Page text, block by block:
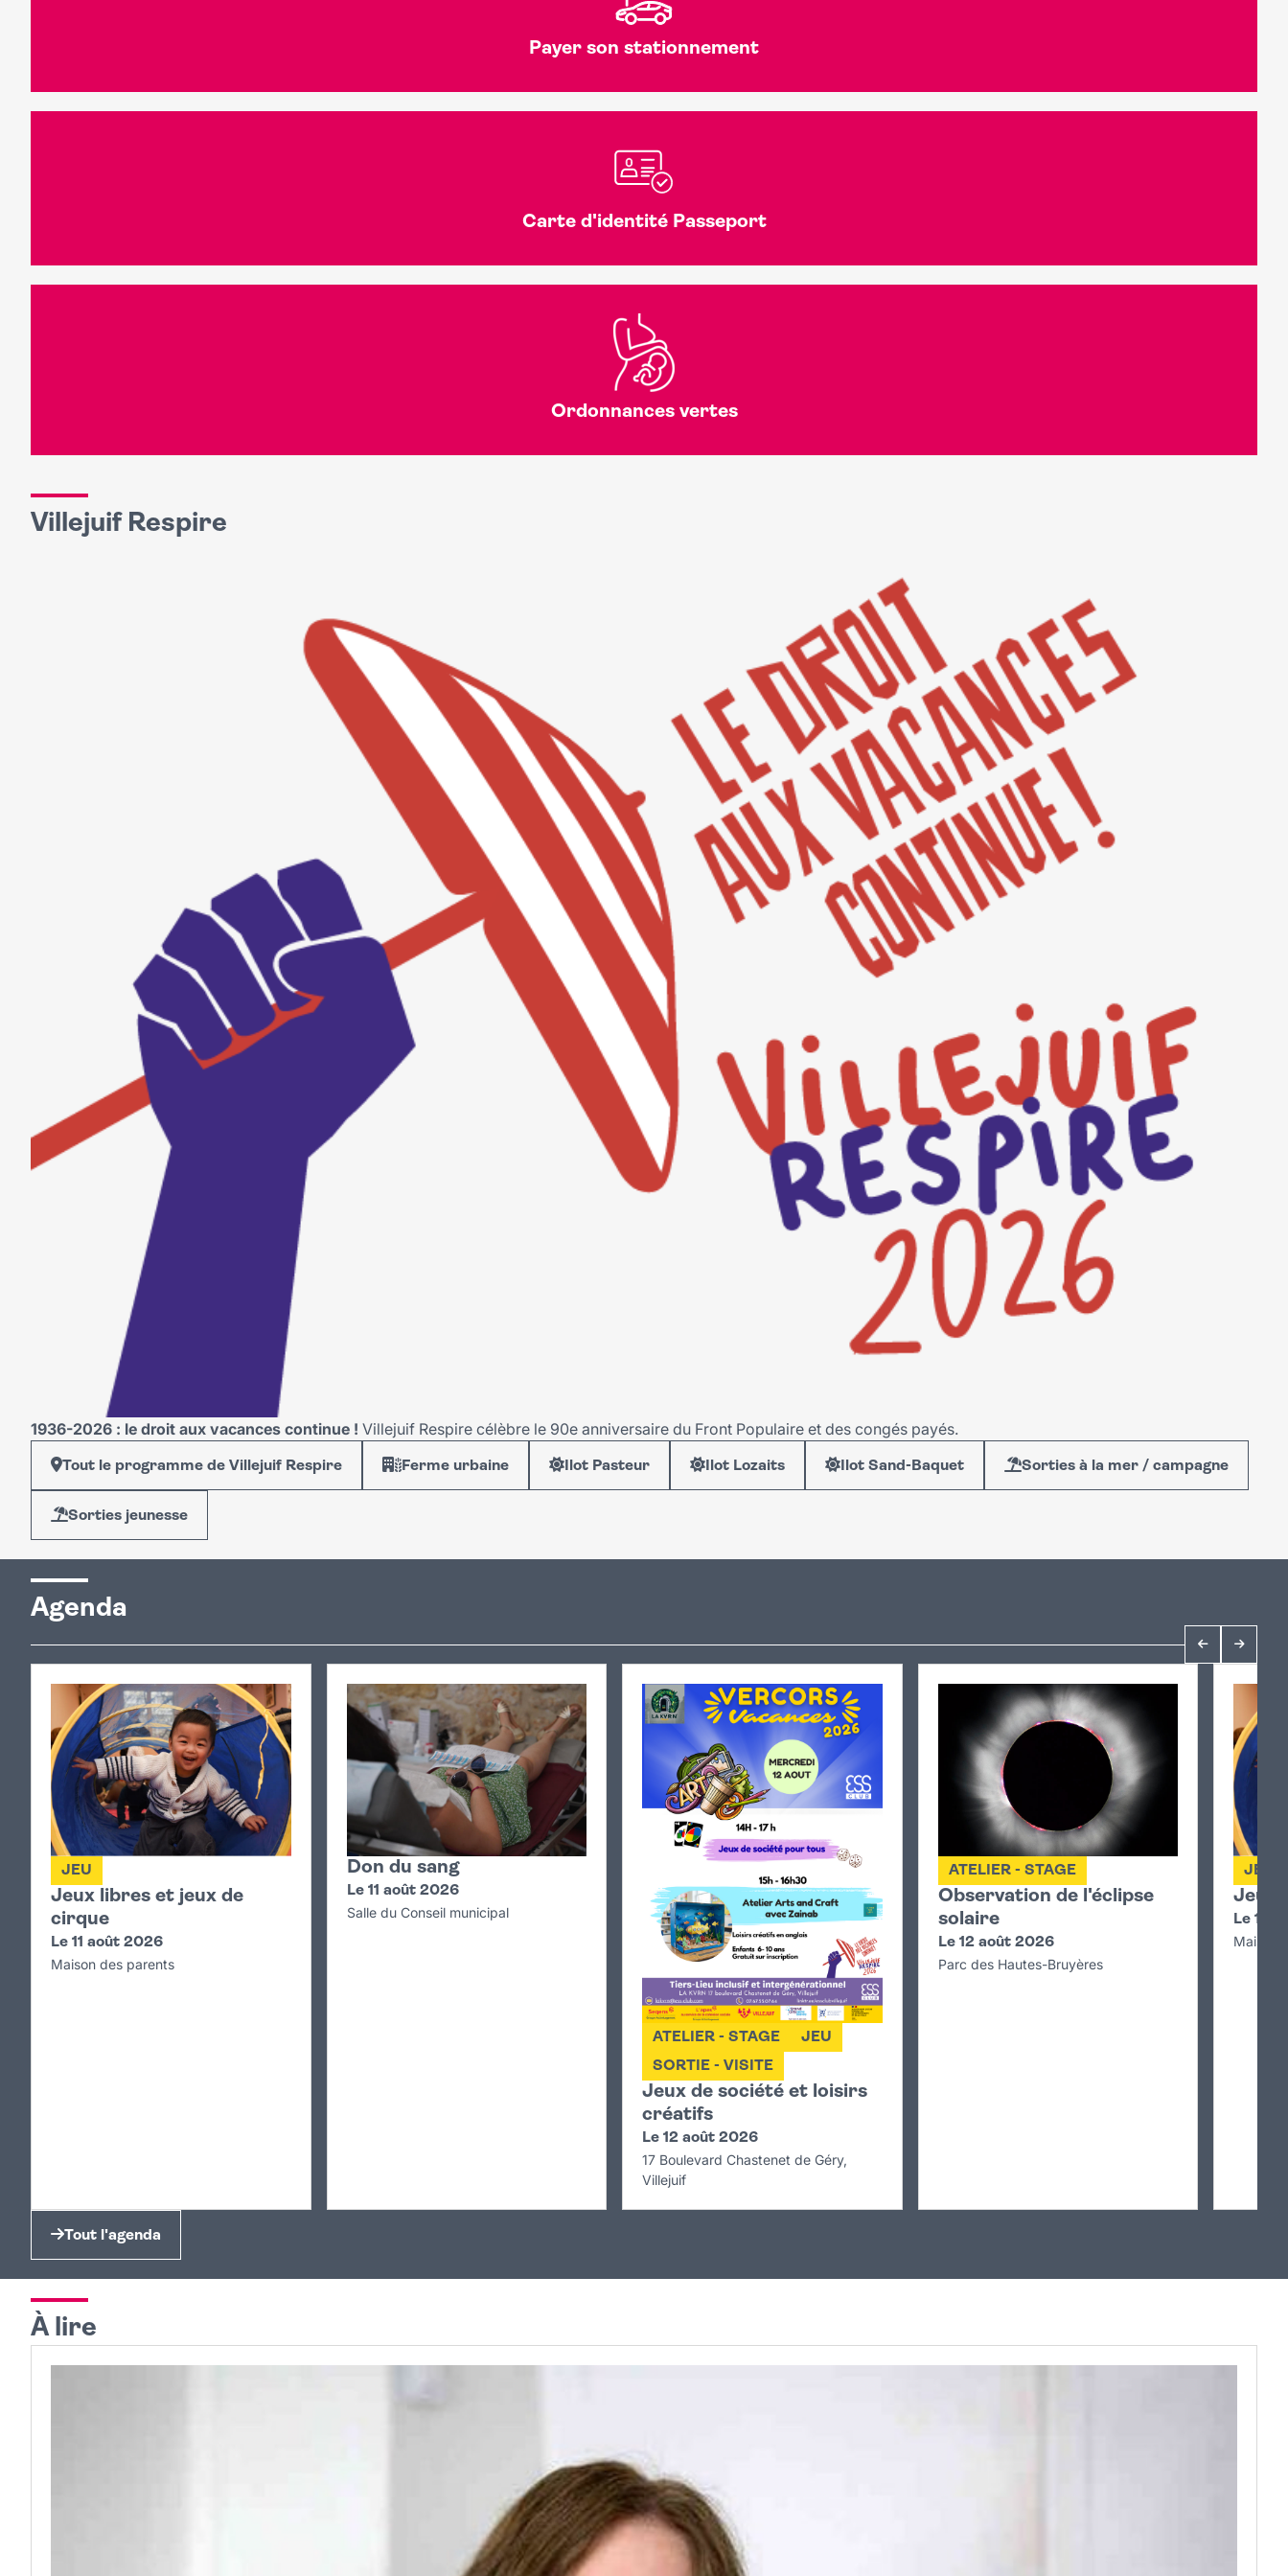
Payer son stationnement
Carte d'identité Passeport
Ordonnances vertes
Villejuif Respire
1936-2026 : le droit aux vacances continue ! Villejuif Respire célèbre le 90e anniversaire du Front Populaire et des congés payés.
Tout le programme de Villejuif Respire Ferme urbaine Ilot Pasteur Ilot Lozaits Ilot Sand-Baquet Sorties à la mer / campagne
Sorties jeunesse
Agenda
Précédent
Jeux libres et jeux de
cirque
JEU
Le 11 août 2026
Maison des parents
Don du sang
Le 11 août 2026
Salle du Conseil municipal
Jeux de société et loisirs
créatifs
ATELIER - STAGE
JEU
SORTIE - VISITE
Le 12 août 2026
17 Boulevard Chastenet de Géry,
Villejuif
Observation de l'éclipse
solaire
ATELIER - STAGE
Le 12 août 2026
Parc des Hautes-Bruyères
Jeux
JEU
Le 13
Maison
Tout l'agenda
À lire